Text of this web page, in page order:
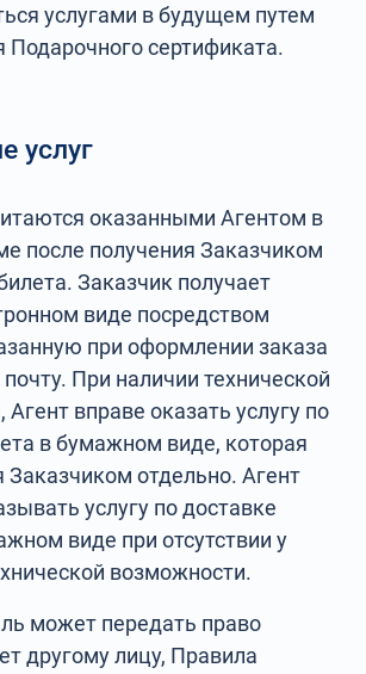
услугами в будущем путем
Подарочного сертификата.
услуг
оказанными Агентом в
после получения Заказчиком
Заказчик получает
виде посредством
при оформлении заказа
При наличии технической
вправе оказать услугу по
в бумажном виде, которая
Заказчиком отдельно. Агент
услугу по доставке
виде при отсутствии у
возможности.
может передать право
другому лицу, Правила